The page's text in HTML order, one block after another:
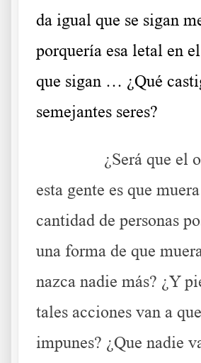
da igual que se sigan
porquería esa letal en
que sigan … ¿Qué
semejantes seres?
¿Será que el
esta gente es que
cantidad de personas
una forma de que
nazca nadie más? ¿Y
tales acciones van a
impunes? ¿Que nadie